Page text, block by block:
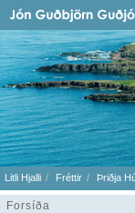
Litli Hjalli Fréttir Þriðja
Forsíða